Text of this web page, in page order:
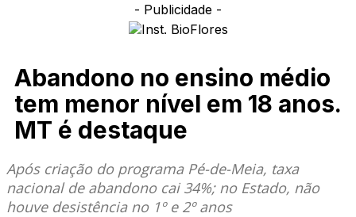
- Publicidade -
Abandono no ensino médio
tem menor nível em 18 anos.
MT é destaque
Após criação do programa Pé-de-Meia, taxa
nacional de abandono cai 34%; no Estado, não
houve desistência no 1º e 2º anos